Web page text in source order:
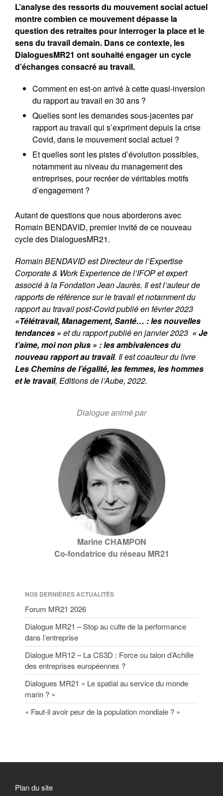
L’analyse des ressorts du mouvement social actuel
montre combien ce mouvement dépasse la
question des retraites pour interroger la place et le
sens du travail demain. Dans ce contexte, les
DialoguesMR21 ont souhaité engager un cycle
d’échanges consacré au travail.
Comment en est-on arrivé à cette quasi-inversion
du rapport au travail en 30 ans ?
Quelles sont les demandes sous-jacentes par
rapport au travail qui s’expriment depuis la crise
Covid, dans le mouvement social actuel ?
Et quelles sont les pistes d’évolution possibles,
notamment au niveau du management des
entreprises, pour recréer de véritables motifs
d’engagement ?
Autant de questions que nous aborderons avec
Romain BENDAVID, premier invité de ce nouveau
cycle des DialoguesMR21.
Romain BENDAVID est Directeur de l’Expertise
Corporate & Work Experience de l’IFOP et expert
associé à la Fondation Jean Jaurès. Il est l’auteur de
rapports de référence sur le travail et notamment du
rapport au travail post-Covid publié en février 2023
«Télétravail, Management, Santé… : les nouvelles
tendances » et du rapport publié en janvier 2023 « Je
t’aime, moi non plus » : les ambivalences du
nouveau rapport au travail. Il est coauteur du livre
Les Chemins de l’égalité, les femmes, les hommes
et le travail, Editions de l’Aube, 2022.
Dialogue animé par
Marine CHAMPON
Co-fondatrice du réseau MR21
NOS DERNIÈRES ACTUALITÉS
Forum MR21 2026
Dialogue MR21 – Stop au culte de la performance
dans l’entreprise
Dialogue MR12 – La CS3D : Force ou talon d’Achille
des entreprises européennes ?
Dialogues MR21 « Le spatial au service du monde
marin ? »
« Faut-il avoir peur de la population mondiale ? »
Plan du site